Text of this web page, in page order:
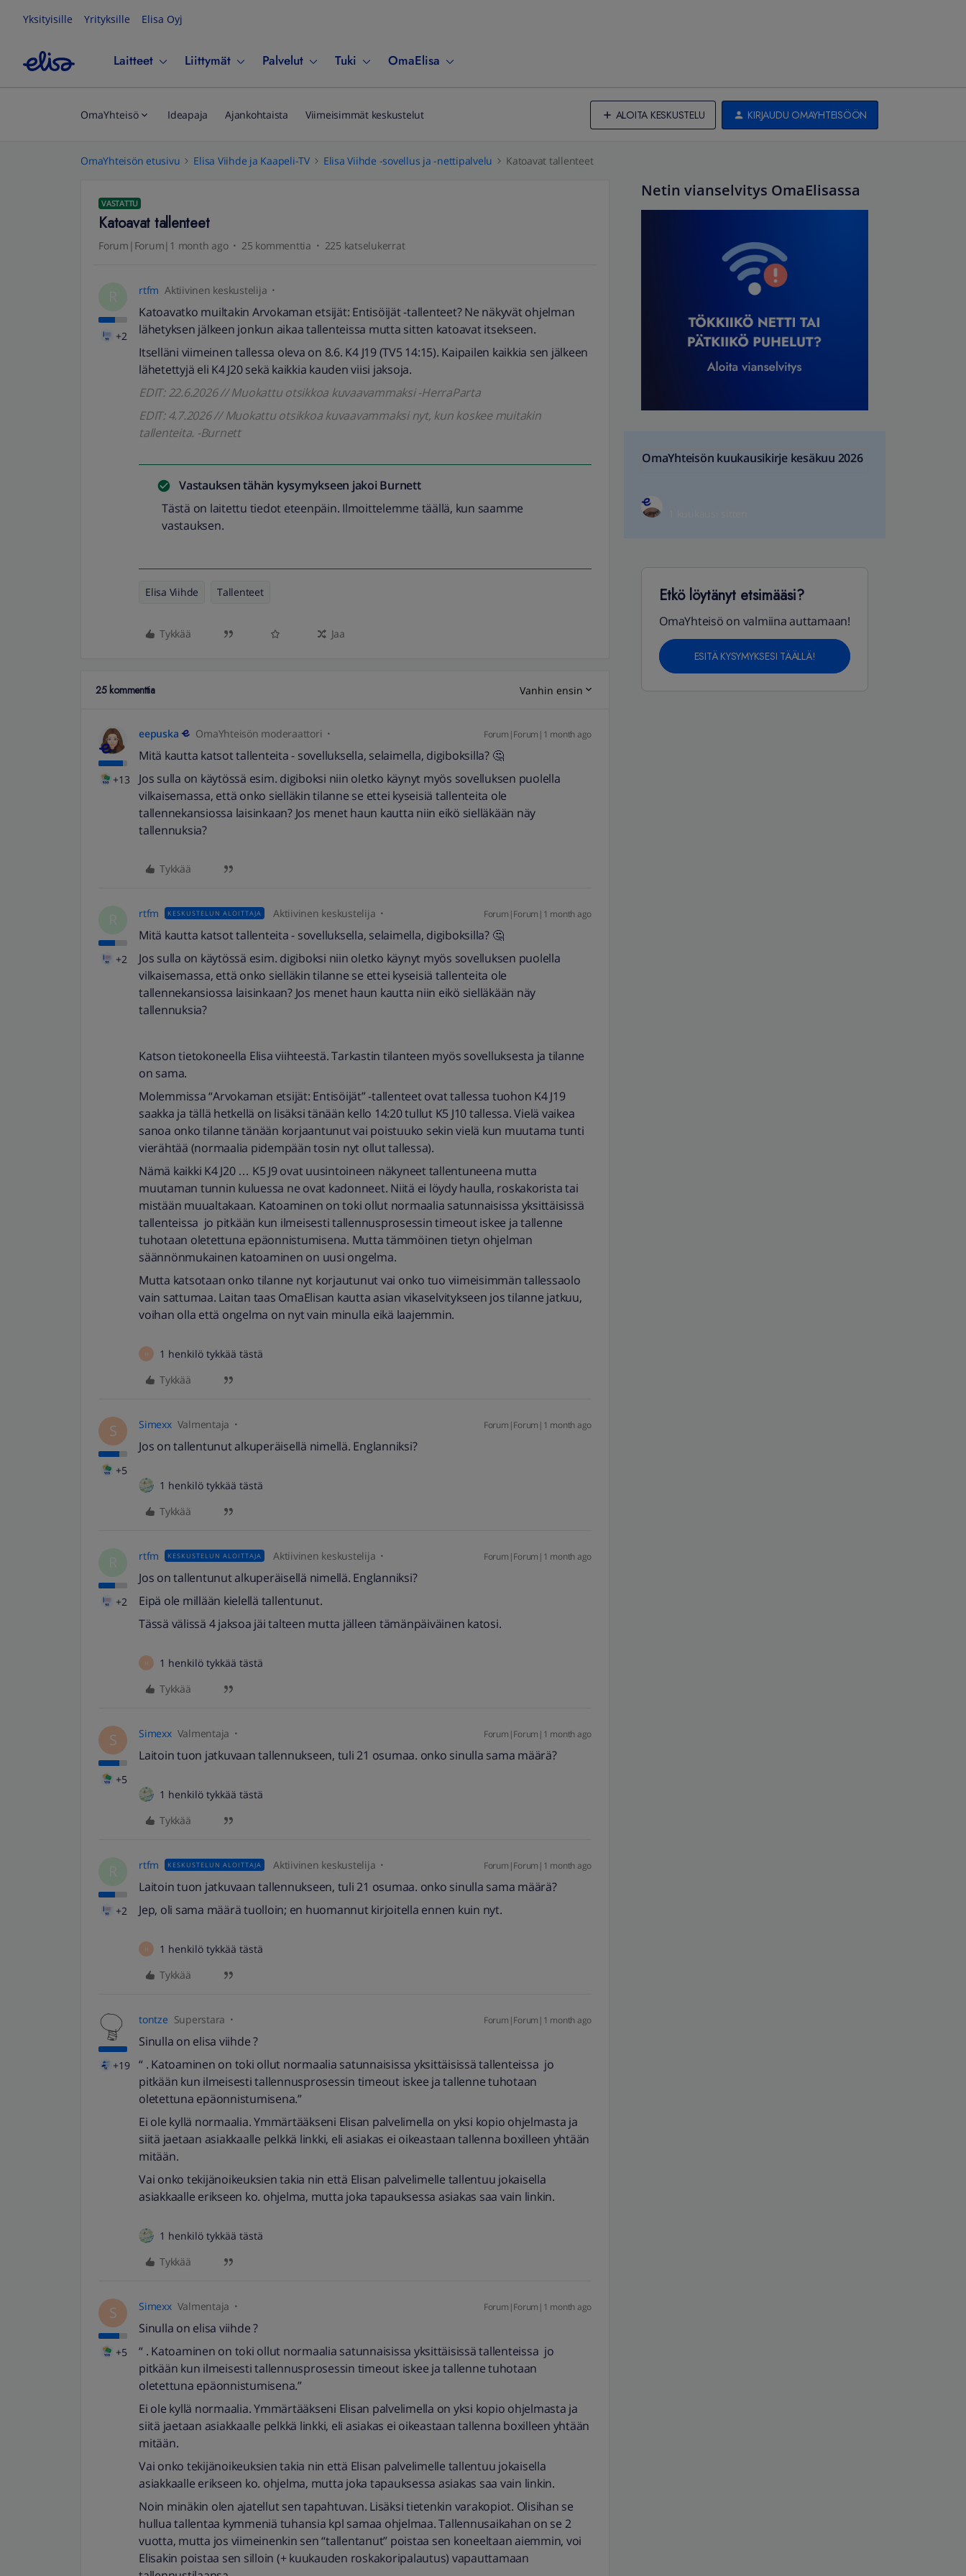
Yksityisille Yrityksille Elisa Oyj
Laitteet Liittymät Palvelut Tuki OmaElisa
OmaYhteisö Ideapaja Ajankohtaista Viimeisimmät keskustelut ALOITA KESKUSTELU KIRJAUDU OMAYHTEISÖÖN
OmaYhteisön etusivu Elisa Viihde ja Kaapeli-TV Elisa Viihde -sovellus ja -nettipalvelu Katoavat tallenteet
VASTATTU
Katoavat tallenteet
Forum|Forum|1 month ago 25 kommenttia 225 katselukerrat
+2
rtfm Aktiivinen keskustelija
Katoavatko muiltakin Arvokaman etsijät: Entisöijät -tallenteet? Ne näkyvät ohjelman
lähetyksen jälkeen jonkun aikaa tallenteissa mutta sitten katoavat itsekseen.
Itselläni viimeinen tallessa oleva on 8.6. K4 J19 (TV5 14:15). Kaipailen kaikkia sen jälkeen
lähetettyjä eli K4 J20 sekä kaikkia kauden viisi jaksoja.
EDIT: 22.6.2026 // Muokattu otsikkoa kuvaavammaksi -HerraParta
EDIT: 4.7.2026 // Muokattu otsikkoa kuvaavammaksi nyt, kun koskee muitakin
tallenteita. -Burnett
Vastauksen tähän kysymykseen jakoi Burnett
Tästä on laitettu tiedot eteenpäin. Ilmoittelemme täällä, kun saamme
vastauksen.
Elisa Viihde Tallenteet
Tykkää Jaa
25 kommenttia Vanhin ensin
+13
eepuska OmaYhteisön moderaattori Forum|Forum|1 month ago
Mitä kautta katsot tallenteita - sovelluksella, selaimella, digiboksilla? 🤔
Jos sulla on käytössä esim. digiboksi niin oletko käynyt myös sovelluksen puolella
vilkaisemassa, että onko sielläkin tilanne se ettei kyseisiä tallenteita ole
tallennekansiossa laisinkaan? Jos menet haun kautta niin eikö sielläkään näy
tallennuksia?
Tykkää
+2
rtfm KESKUSTELUN ALOITTAJA Aktiivinen keskustelija Forum|Forum|1 month ago
Mitä kautta katsot tallenteita - sovelluksella, selaimella, digiboksilla? 🤔
Jos sulla on käytössä esim. digiboksi niin oletko käynyt myös sovelluksen puolella
vilkaisemassa, että onko sielläkin tilanne se ettei kyseisiä tallenteita ole
tallennekansiossa laisinkaan? Jos menet haun kautta niin eikö sielläkään näy
tallennuksia?
Katson tietokoneella Elisa viihteestä. Tarkastin tilanteen myös sovelluksesta ja tilanne
on sama.
Molemmissa “Arvokaman etsijät: Entisöijät” -tallenteet ovat tallessa tuohon K4 J19
saakka ja tällä hetkellä on lisäksi tänään kello 14:20 tullut K5 J10 tallessa. Vielä vaikea
sanoa onko tilanne tänään korjaantunut vai poistuuko sekin vielä kun muutama tunti
vierähtää (normaalia pidempään tosin nyt ollut tallessa).
Nämä kaikki K4 J20 … K5 J9 ovat uusintoineen näkyneet tallentuneena mutta
muutaman tunnin kuluessa ne ovat kadonneet. Niitä ei löydy haulla, roskakorista tai
mistään muualtakaan. Katoaminen on toki ollut normaalia satunnaisissa yksittäisissä
tallenteissa jo pitkään kun ilmeisesti tallennusprosessin timeout iskee ja tallenne
tuhotaan oletettuna epäonnistumisena. Mutta tämmöinen tietyn ohjelman
säännönmukainen katoaminen on uusi ongelma.
Mutta katsotaan onko tilanne nyt korjautunut vai onko tuo viimeisimmän tallessaolo
vain sattumaa. Laitan taas OmaElisan kautta asian vikaselvitykseen jos tilanne jatkuu,
voihan olla että ongelma on nyt vain minulla eikä laajemmin.
H
1 henkilö tykkää tästä
Tykkää
S
+5
Simexx Valmentaja Forum|Forum|1 month ago
Jos on tallentunut alkuperäisellä nimellä. Englanniksi?
1 henkilö tykkää tästä
Tykkää
+2
rtfm KESKUSTELUN ALOITTAJA Aktiivinen keskustelija Forum|Forum|1 month ago
Jos on tallentunut alkuperäisellä nimellä. Englanniksi?
Eipä ole millään kielellä tallentunut.
Tässä välissä 4 jaksoa jäi talteen mutta jälleen tämänpäiväinen katosi.
H
1 henkilö tykkää tästä
Tykkää
S
+5
Simexx Valmentaja Forum|Forum|1 month ago
Laitoin tuon jatkuvaan tallennukseen, tuli 21 osumaa. onko sinulla sama määrä?
1 henkilö tykkää tästä
Tykkää
+2
rtfm KESKUSTELUN ALOITTAJA Aktiivinen keskustelija Forum|Forum|1 month ago
Laitoin tuon jatkuvaan tallennukseen, tuli 21 osumaa. onko sinulla sama määrä?
Jep, oli sama määrä tuolloin; en huomannut kirjoitella ennen kuin nyt.
H
1 henkilö tykkää tästä
Tykkää
+19
tontze Superstara Forum|Forum|1 month ago
Sinulla on elisa viihde ?
“ . Katoaminen on toki ollut normaalia satunnaisissa yksittäisissä tallenteissa jo
pitkään kun ilmeisesti tallennusprosessin timeout iskee ja tallenne tuhotaan
oletettuna epäonnistumisena.”
Ei ole kyllä normaalia. Ymmärtääkseni Elisan palvelimella on yksi kopio ohjelmasta ja
siitä jaetaan asiakkaalle pelkkä linkki, eli asiakas ei oikeastaan tallenna boxilleen yhtään
mitään.
Vai onko tekijänoikeuksien takia nin että Elisan palvelimelle tallentuu jokaisella
asiakkaalle erikseen ko. ohjelma, mutta joka tapauksessa asiakas saa vain linkin.
1 henkilö tykkää tästä
Tykkää
S
+5
Simexx Valmentaja Forum|Forum|1 month ago
Sinulla on elisa viihde ?
“ . Katoaminen on toki ollut normaalia satunnaisissa yksittäisissä tallenteissa jo
pitkään kun ilmeisesti tallennusprosessin timeout iskee ja tallenne tuhotaan
oletettuna epäonnistumisena.”
Ei ole kyllä normaalia. Ymmärtääkseni Elisan palvelimella on yksi kopio ohjelmasta ja
siitä jaetaan asiakkaalle pelkkä linkki, eli asiakas ei oikeastaan tallenna boxilleen yhtään
mitään.
Vai onko tekijänoikeuksien takia nin että Elisan palvelimelle tallentuu jokaisella
asiakkaalle erikseen ko. ohjelma, mutta joka tapauksessa asiakas saa vain linkin.
Noin minäkin olen ajatellut sen tapahtuvan. Lisäksi tietenkin varakopiot. Olisihan se
hullua tallentaa kymmeniä tuhansia kpl samaa ohjelmaa. Tallennusaikahan on se 2
vuotta, mutta jos viimeinenkin sen “tallentanut” poistaa sen koneeltaan aiemmin, voi
Elisakin poistaa sen silloin (+ kuukauden roskakoripalautus) vapauttamaan
Netin vianselvitys OmaElisassa
OmaYhteisön kuukausikirje kesäkuu 2026
Etkö löytänyt etsimääsi?
OmaYhteisö on valmiina auttamaan!
ESITÄ KYSYMYKSESI TÄÄLLÄ!